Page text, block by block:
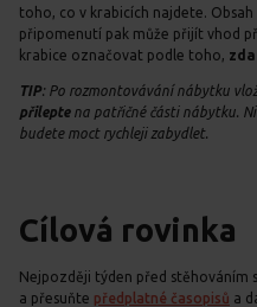
toho, co v krabicích najdete.
připomenutí pak může přijít vhod
krabice označovat podle toho,
TIP: Po rozmontovávání nábytku
přileptena patřičné části nábytku.
budete moct rychleji zabydlet.
Cílová rovinka
Nejpozději týden před stěhováním
a přesuňte předplatné časopisů a